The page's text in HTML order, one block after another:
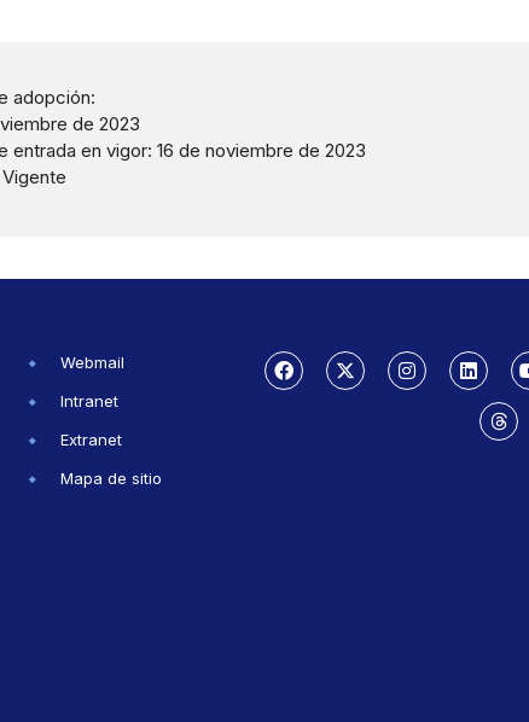
adopción:
de 2023
entrada en vigor: 16 de noviembre de 2023
Webmail
Intranet
Extranet
Mapa de sitio